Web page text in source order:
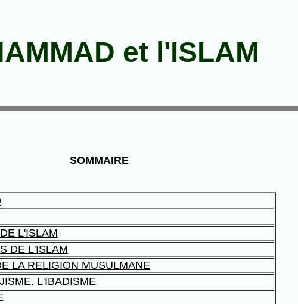
et l'ISLAM
SOMMAIRE
L'ISLAM
DE L'ISLAM
LA RELIGION MUSULMANE
L'IBADISME